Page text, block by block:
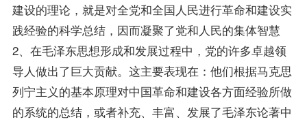
建设的理论，就是对全党和全国人民进行革命和建设实
践经验的科学总结，因而凝聚了党和人民的集体智慧
2、在毛泽东思想形成和发展过程中，党的许多卓越领
导人做出了巨大贡献。这主要表现在：他们根据马克思
列宁主义的基本原理对中国革命和建设各方面经验所做
的系统的总结，或者补充、丰富、发展了毛泽东论著中